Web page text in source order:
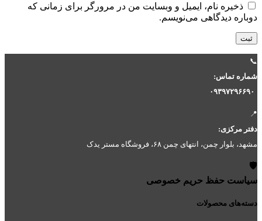
ذخیره نام، ایمیل و وبسایت من در مرورگر برای زمانی که
دوباره دیدگاهی می‌نویسم.
📞
شماره تماس:
۰۹۳۹۷۲۹۶۶۹۰
📍
دفتر مرکزی:
مشهد، بلوار چمن، انتهای چمن ۶۸، فروشگاه مستر یدک
🛡️
سیاست حفظ حریم خصوصی
دسته‌های محصولات